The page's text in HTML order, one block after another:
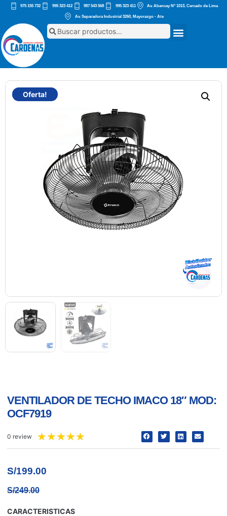
975 155 732 995 323 412 987 543 568 995 323 411 Av. Abancay Nº 1013, Cercado de Lima
Av. Separadora Industrial 3260, Mayorazgo - Ate
Oferta!
VENTILADOR DE TECHO IMACO 18″ MOD:
OCF7919
0 review ★★★★★
S/199.00
S/249.00
CARACTERISTICAS